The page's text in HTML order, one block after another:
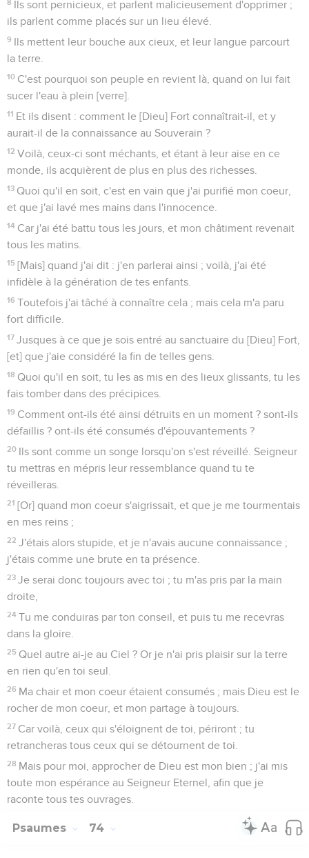
8 Ils sont pernicieux, et parlent malicieusement d'opprimer ;
ils parlent comme placés sur un lieu élevé.
9 Ils mettent leur bouche aux cieux, et leur langue parcourt
la terre.
10 C'est pourquoi son peuple en revient là, quand on lui fait
sucer l'eau à plein [verre].
11 Et ils disent : comment le [Dieu] Fort connaîtrait-il, et y
aurait-il de la connaissance au Souverain ?
12 Voilà, ceux-ci sont méchants, et étant à leur aise en ce
monde, ils acquièrent de plus en plus des richesses.
13 Quoi qu'il en soit, c'est en vain que j'ai purifié mon coeur,
et que j'ai lavé mes mains dans l'innocence.
14 Car j'ai été battu tous les jours, et mon châtiment revenait
tous les matins.
15 [Mais] quand j'ai dit : j'en parlerai ainsi ; voilà, j'ai été
infidèle à la génération de tes enfants.
16 Toutefois j'ai tâché à connaître cela ; mais cela m'a paru
fort difficile.
17 Jusques à ce que je sois entré au sanctuaire du [Dieu] Fort,
[et] que j'aie considéré la fin de telles gens.
18 Quoi qu'il en soit, tu les as mis en des lieux glissants, tu les
fais tomber dans des précipices.
19 Comment ont-ils été ainsi détruits en un moment ? sont-ils
défaillis ? ont-ils été consumés d'épouvantements ?
20 Ils sont comme un songe lorsqu'on s'est réveillé. Seigneur
tu mettras en mépris leur ressemblance quand tu te
réveilleras.
21 [Or] quand mon coeur s'aigrissait, et que je me tourmentais
en mes reins ;
22 J'étais alors stupide, et je n'avais aucune connaissance ;
j'étais comme une brute en ta présence.
23 Je serai donc toujours avec toi ; tu m'as pris par la main
droite,
24 Tu me conduiras par ton conseil, et puis tu me recevras
dans la gloire.
25 Quel autre ai-je au Ciel ? Or je n'ai pris plaisir sur la terre
en rien qu'en toi seul.
26 Ma chair et mon coeur étaient consumés ; mais Dieu est le
rocher de mon coeur, et mon partage à toujours.
27 Car voilà, ceux qui s'éloignent de toi, périront ; tu
retrancheras tous ceux qui se détournent de toi.
28 Mais pour moi, approcher de Dieu est mon bien ; j'ai mis
toute mon espérance au Seigneur Eternel, afin que je
raconte tous tes ouvrages.
Psaumes 74